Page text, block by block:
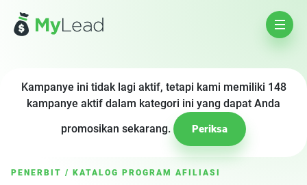
Kampanye ini tidak lagi aktif, tetapi kami memiliki 148
kampanye aktif dalam kategori ini yang dapat Anda
promosikan sekarang.
Periksa
PENERBIT / KATALOG PROGRAM AFILIASI